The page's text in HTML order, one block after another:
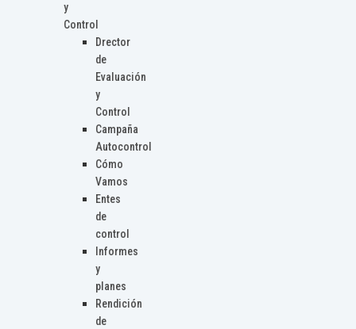
y
Control
Drector
de
Evaluación
y
Control
Campaña
Autocontrol
Cómo
Vamos
Entes
de
control
Informes
y
planes
Rendición
de